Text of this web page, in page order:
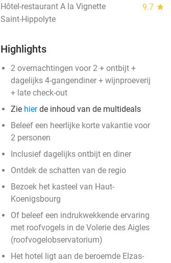
Hôtel-restaurant A la Vignette 9.7 star
Saint-Hippolyte
Highlights
2 overnachtingen voor 2 + ontbijt +
dagelijks 4-gangendiner + wijnproeverij
+ late check-out
Zie hierde inhoud van de multideals
Beleef een heerlijke korte vakantie voor
2 personen
Inclusief dagelijks ontbijt en diner
Ontdek de schatten van de regio
Bezoek het kasteel van Haut-
Koenigsbourg
Of beleef een indrukwekkende ervaring
met roofvogels in de Volerie des Aigles
(roofvogelobservatorium)
Het hotel ligt aan de beroemde Elzas-